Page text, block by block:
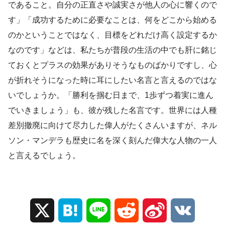
であること。自分の正直さや誠実さが他人の心に響くので
す」「成功するために必要なことは、何をどこから始める
のかということではなく、目標をどれだけ高く設定するか
なのです」などは、私たちが普段の生活の中でも肝に銘じ
ておくとプラスの効果がありそうなものばかりですし、心
が折れそうになった時に耳にしたい名言と言えるのではな
いでしょうか。「勝利を掴む日まで、1歩ずつ着実に進ん
でいきましょう」も、彼が残した名言です。世界には人種
差別撤廃に向けて尽力した偉人がたくさんいますが、ネル
ソン・マンデラも歴史に名を深く刻んだ偉大な人物の一人
と言えるでしょう。